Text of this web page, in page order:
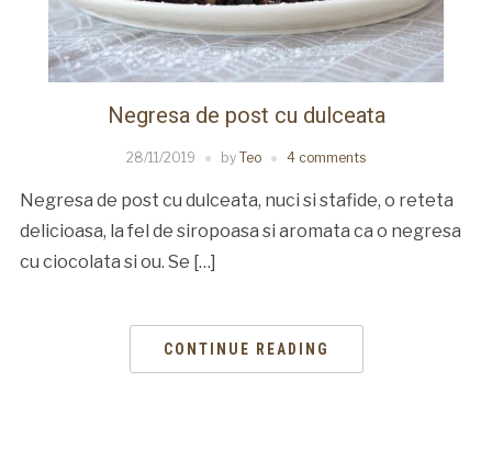
Negresa de post cu dulceata
28/11/2019 by Teo 4 comments
Negresa de post cu dulceata, nuci si stafide, o reteta
delicioasa, la fel de siropoasa si aromata ca o negresa
cu ciocolata si ou. Se […]
CONTINUE READING